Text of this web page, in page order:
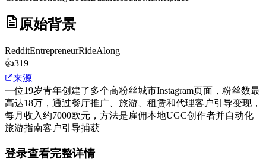
原始背景
RedditEntrepreneurRideAlong
👍319
来源
一位19岁青年创建了多个高粉丝城市Instagram页面，粉丝数最
高达18万，通过餐厅推广、旅游、租赁和代理客户引导变现，
每月收入约7000欧元，方法是雇佣本地UGC创作者并自动化
旅游指南客户引导捕获
登录查看完整详情